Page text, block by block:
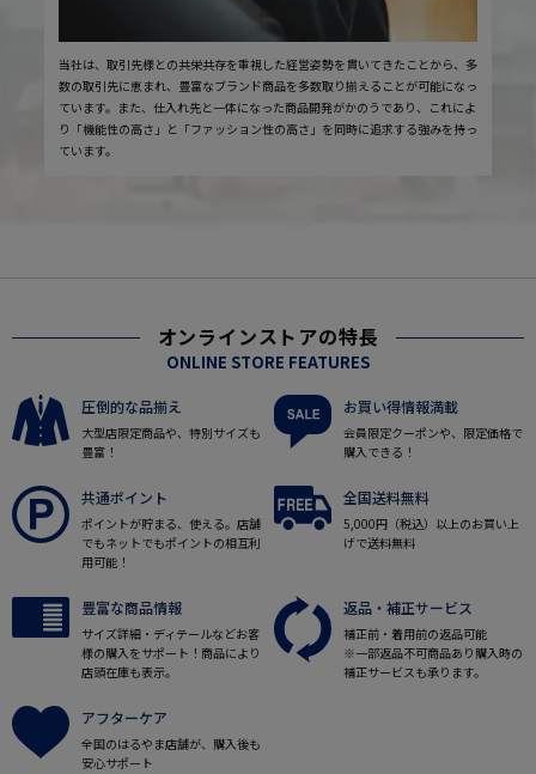
当社は、取引先様との共栄共存を重視した経営姿勢を貫いてきたことから、多
数の取引先に恵まれ、豊富なブランド商品を多数取り揃えることが可能になっ
ています。また、仕入れ先と一体になった商品開発がかのうであり、これによ
り「機能性の高さ」と「ファッション性の高さ」を同時に追求する強みを持っ
ています。
オンラインストアの特長
ONLINE STORE FEATURES
圧倒的な品揃え
大型店限定商品や、特別サイズも
豊富！
お買い得情報満載
会員限定クーポンや、限定価格で
購入できる！
共通ポイント
ポイントが貯まる、使える。店舗
でもネットでもポイントの相互利
用可能！
全国送料無料
5,000円（税込）以上のお買い上
げで送料無料
豊富な商品情報
サイズ詳細・ディテールなどお客
様の購入をサポート！商品により
店頭在庫も表示。
返品・補正サービス
補正前・着用前の返品可能
※一部返品不可商品あり購入時の
補正サービスも承ります。
アフターケア
全国のはるやま店舗が、購入後も
安心サポート